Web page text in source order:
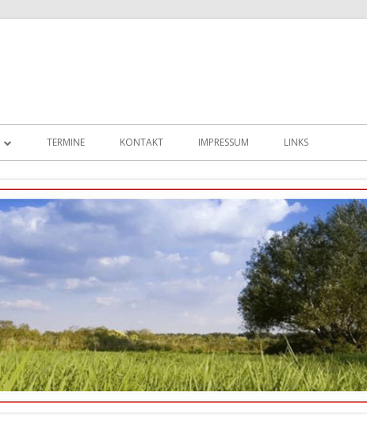
TERMINE KONTAKT IMPRESSUM LINKS